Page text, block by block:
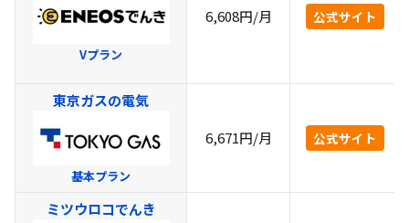
Vプラン
6,608円/月 公式サイト
東京ガスの電気
基本プラン
6,671円/月 公式サイト
ミツウロコでんき